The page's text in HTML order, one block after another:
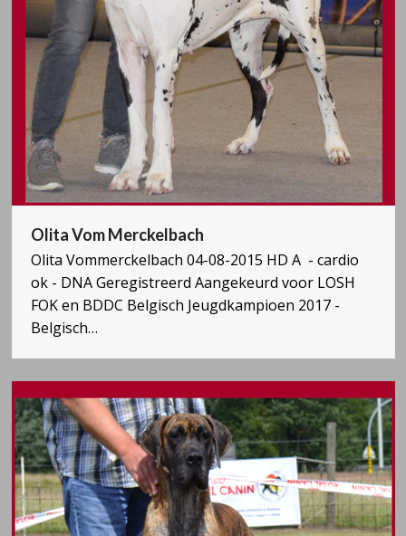
Olita Vom Merckelbach
Olita Vommerckelbach 04-08-2015 HD A - cardio
ok - DNA Geregistreerd Aangekeurd voor LOSH
FOK en BDDC Belgisch Jeugdkampioen 2017 -
Belgisch…